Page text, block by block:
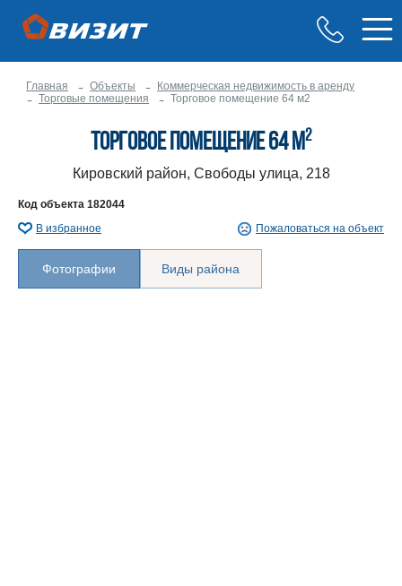
Главная Объекты
Коммерческая недвижимость в аренду
Торговые помещения
Торговое помещение 64 м2
Торговое помещение 64 м2
Кировский район, Свободы улица, 218
Код объекта 182044
В избранное
Пожаловаться на объект
Фотографии Виды района